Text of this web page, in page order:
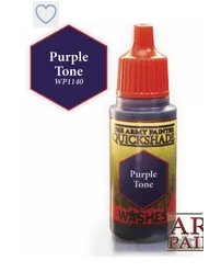
omiljeno
Dugme za dodavanje